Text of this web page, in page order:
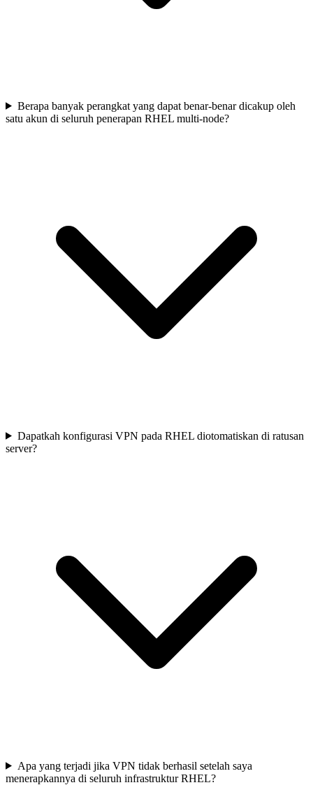
Berapa banyak perangkat yang dapat benar-benar dicakup oleh
satu akun di seluruh penerapan RHEL multi-node?
Dapatkah konfigurasi VPN pada RHEL diotomatiskan di ratusan
server?
Apa yang terjadi jika VPN tidak berhasil setelah saya
menerapkannya di seluruh infrastruktur RHEL?